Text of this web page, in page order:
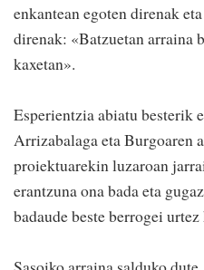
enkantean egoten direnak
direnak: «Batzuetan arraina
kaxetan».
Esperientzia abiatu besterik
Arrizabalaga eta Burgoaren
proiektuarekin luzaroan
erantzuna ona bada eta
badaude beste berrogei